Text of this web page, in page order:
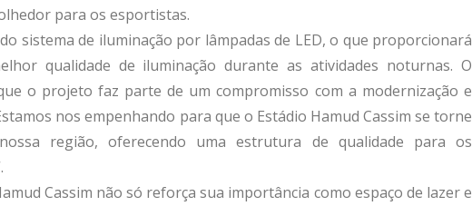
para os esportistas.
sistema de iluminação por lâmpadas de LED, o que proporcionará
qualidade de iluminação durante as atividades noturnas. O
o projeto faz parte de um compromisso com a modernização e
nos empenhando para que o Estádio Hamud Cassim se torne
região, oferecendo uma estrutura de qualidade para os
Cassim não só reforça sua importância como espaço de lazer e